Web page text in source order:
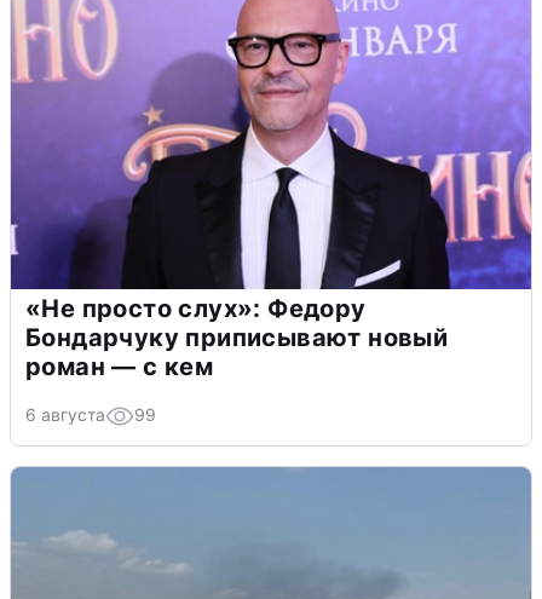
«Не просто слух»: Федору
Бондарчуку приписывают новый
роман — с кем
6 августа 99